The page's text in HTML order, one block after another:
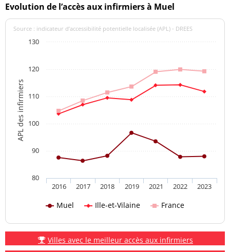
Evolution de l’accès aux infirmiers à Muel
APL des infirmiers
Source : indicateur d’accessibilité potentielle localisée (APL) - DREES
Muel Ille-et-Vilaine France
2016 2017 2018 2019 2021 2022 2023
80
90
100
110
120
130
Villes avec le meilleur accès aux infirmiers